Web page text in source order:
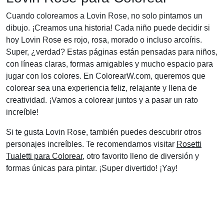
Cuando coloreamos a Lovin Rose, no solo pintamos un
dibujo. ¡Creamos una historia! Cada niño puede decidir si
hoy Lovin Rose es rojo, rosa, morado o incluso arcoíris.
Super, ¿verdad? Estas páginas están pensadas para niños,
con líneas claras, formas amigables y mucho espacio para
jugar con los colores. En ColorearW.com, queremos que
colorear sea una experiencia feliz, relajante y llena de
creatividad. ¡Vamos a colorear juntos y a pasar un rato
increíble!
Si te gusta Lovin Rose, también puedes descubrir otros
personajes increíbles. Te recomendamos visitar Rosetti
Tualetti para Colorear, otro favorito lleno de diversión y
formas únicas para pintar. ¡Super divertido! ¡Yay!